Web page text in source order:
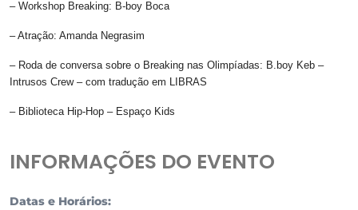
– Workshop Breaking: B-boy Boca
– Atração: Amanda Negrasim
– Roda de conversa sobre o Breaking nas Olimpíadas: B.boy Keb –
Intrusos Crew – com tradução em LIBRAS
– Biblioteca Hip-Hop – Espaço Kids
INFORMAÇÕES DO EVENTO
Datas e Horários: